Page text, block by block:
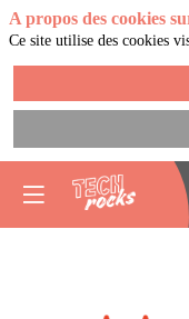
A propos des cookies
Ce site utilise des cookies